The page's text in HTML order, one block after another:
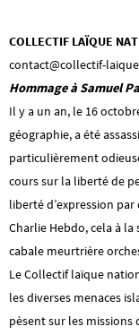
COLLECTIF LAÏQUE
contact@collectif-
Hommage à Samuel
Il y a un an, le 16
géographie, a été
particulièrement
cours sur la liberté de
liberté d’expression
Charlie Hebdo, cela à la
cabale meurtrière
Le Collectif laïque
les diverses menaces
pèsent sur les missions